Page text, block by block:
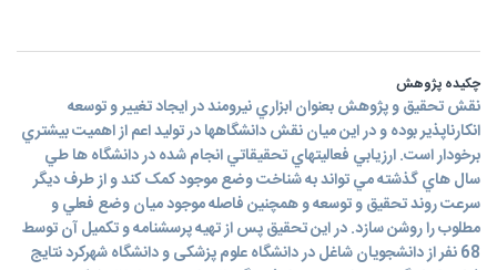
چکیده پژوهش
نقش تحقيق و پژوهش بعنوان ابزاري نيرومند در ايجاد تغيير و توسعه
انکارناپذير بوده و در اين ميان نقش دانشگاهها در توليد اعم از اهميت بيشتري
برخودار است. ارزيابي فعاليتهاي تحقيقاتي انجام شده در دانشگاه ها طي
سال هاي گذشته مي تواند به شناخت وضع موجود کمک کند و از طرف ديگر
سرعت روند تحقيق و توسعه و همچنين فاصله موجود ميان وضع فعلي و
مطلوب را روشن سازد. در اين تحقيق پس از تهيه پرسشنامه و تکميل آن توسط
68 نفر از دانشجویان شاغل در دانشگاه علوم پزشکی و دانشگاه شهرکرد نتايج